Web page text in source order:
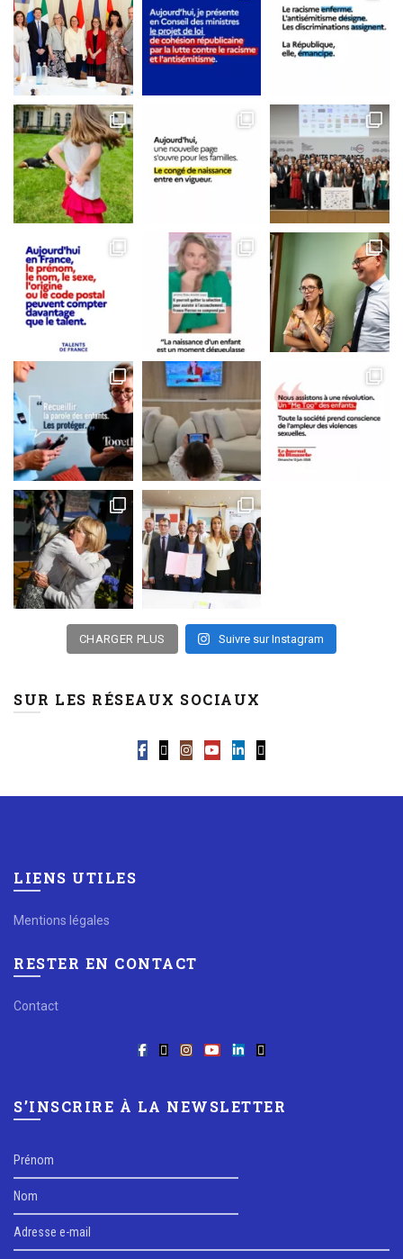
CHARGER PLUS Suivre sur Instagram
SUR LES RÉSEAUX SOCIAUX
LIENS UTILES
Mentions légales
RESTER EN CONTACT
Contact
S’INSCRIRE À LA NEWSLETTER